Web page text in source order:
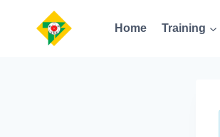
Home Training